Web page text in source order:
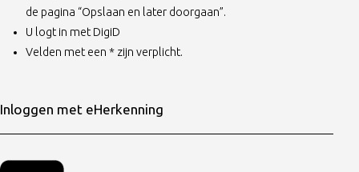
de pagina “Opslaan en later doorgaan”.
U logt in met DigiD
Velden met een * zijn verplicht.
Inloggen met eHerkenning